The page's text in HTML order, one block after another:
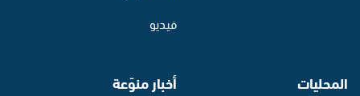
فيديو
المحليات أخبار منوّعة